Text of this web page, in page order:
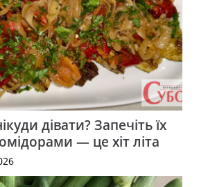
дівати? Запечіть їх
— це хіт літа